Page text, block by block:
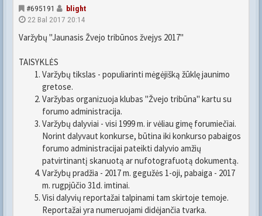
#695191
blight
22 Bal 2017 20:14
Varžybų "Jaunasis Žvejo tribūnos žvejys 2017"
TAISYKLĖS
Varžybų tikslas - populiarinti mėgėjišką žūklę jaunimo
gretose.
Varžybas organizuoja klubas "Žvejo tribūna" kartu su
forumo administracija.
Varžybų dalyviai - visi 1999 m. ir vėliau gimę forumiečiai.
Norint dalyvaut konkurse, būtina iki konkurso pabaigos
forumo administracijai pateikti dalyvio amžių
patvirtinantį skanuotą ar nufotografuotą dokumentą.
Varžybų pradžia - 2017 m. gegužės 1-oji, pabaiga - 2017
m. rugpjūčio 31d. imtinai.
Visi dalyvių reportažai talpinami tam skirtoje temoje.
Reportažai yra numeruojami didėjančia tvarka.